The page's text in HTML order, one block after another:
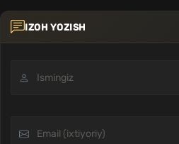
IZOH YOZISH